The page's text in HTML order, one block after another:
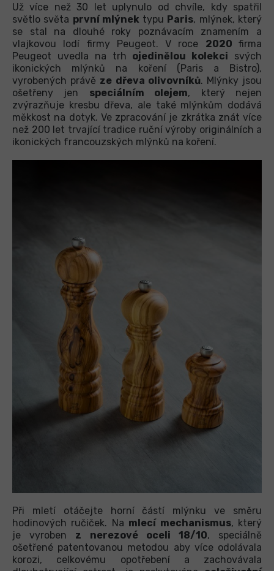
Už více než 30 let uplynulo od chvíle, kdy spatřil
světlo světa první mlýnek typu Paris, mlýnek, který
se stal na dlouhé roky poznávacím znamením a
vlajkovou lodí firmy Peugeot. V roce
2020firma
Peugeot uvedla na trh ojedinělou kolekci
svých
ikonických mlýnků na koření (Paris a Bistro),
vyrobených právě ze dřeva olivovníků. Mlýnky jsou
ošetřeny jen
speciálním olejem, který nejen
zvýrazňuje kresbu dřeva, ale také mlýnkům dodává
měkkost na dotyk. Ve zpracování je zkrátka znát více
než 200 let trvající tradice ruční výroby originálních a
ikonických francouzských mlýnků na koření.
Při mletí otáčejte horní částí mlýnku ve směru
hodinových ručiček. Na mlecí mechanismus, který
je vyroben
z nerezové oceli 18/10, speciálně
ošetřené patentovanou metodou aby více odolávala
korozi, celkovému opotřebení a zachovávala